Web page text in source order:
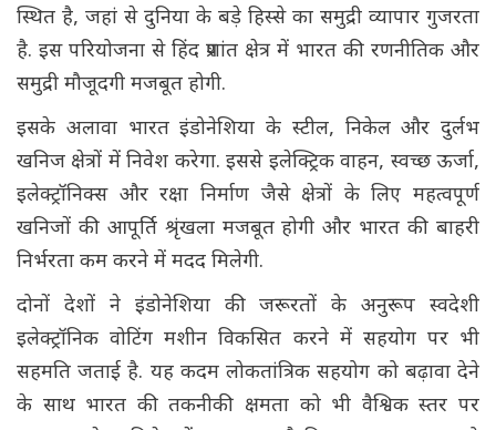
स्थित है, जहां से दुनिया के बड़े हिस्से का समुद्री व्यापार गुजरता
है. इस परियोजना से हिंद प्रशांत क्षेत्र में भारत की रणनीतिक और
समुद्री मौजूदगी मजबूत होगी.
इसके अलावा भारत इंडोनेशिया के स्टील, निकेल और दुर्लभ
खनिज क्षेत्रों में निवेश करेगा. इससे इलेक्ट्रिक वाहन, स्वच्छ ऊर्जा,
इलेक्ट्रॉनिक्स और रक्षा निर्माण जैसे क्षेत्रों के लिए महत्वपूर्ण
खनिजों की आपूर्ति श्रृंखला मजबूत होगी और भारत की बाहरी
निर्भरता कम करने में मदद मिलेगी.
दोनों देशों ने इंडोनेशिया की जरूरतों के अनुरूप स्वदेशी
इलेक्ट्रॉनिक वोटिंग मशीन विकसित करने में सहयोग पर भी
सहमति जताई है. यह कदम लोकतांत्रिक सहयोग को बढ़ावा देने
के साथ भारत की तकनीकी क्षमता को भी वैश्विक स्तर पर